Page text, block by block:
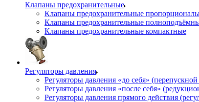
Клапаны предохранительные
Клапаны предохранительные
Клапаны предохранительные
Клапаны предохранительные компактные
Регуляторы давления
Регуляторы давления «до себя»
Регуляторы давления «после себя»
Регуляторы давления прямого действия